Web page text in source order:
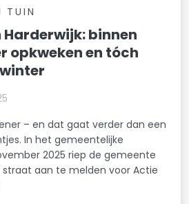
TUIN
binnen
opkweken en tóch
– en dat gaat verder dan een
In het gemeentelijke
2025 riep de gemeente
aan te melden voor Actie